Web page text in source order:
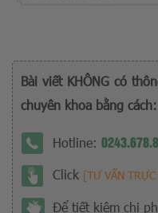
Bài viết KHÔNG có
chuyên khoa bằng cách:
Hotline:
Click [TƯ VẤN
Để tiết kiệm chi